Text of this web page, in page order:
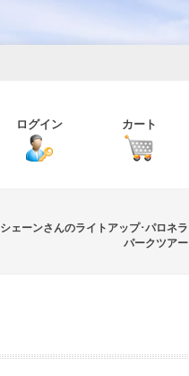
ログイン カート
シェーンさんのライトアップ･パロネラ
パークツアー